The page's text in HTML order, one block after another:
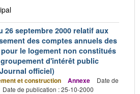
26 septembre 2000 relatif aux
des comptes annuels des
le logement non constitués
d'intérêt public
officiel)
et construction Annexe
Date de
Date de publication : 25-10-2000